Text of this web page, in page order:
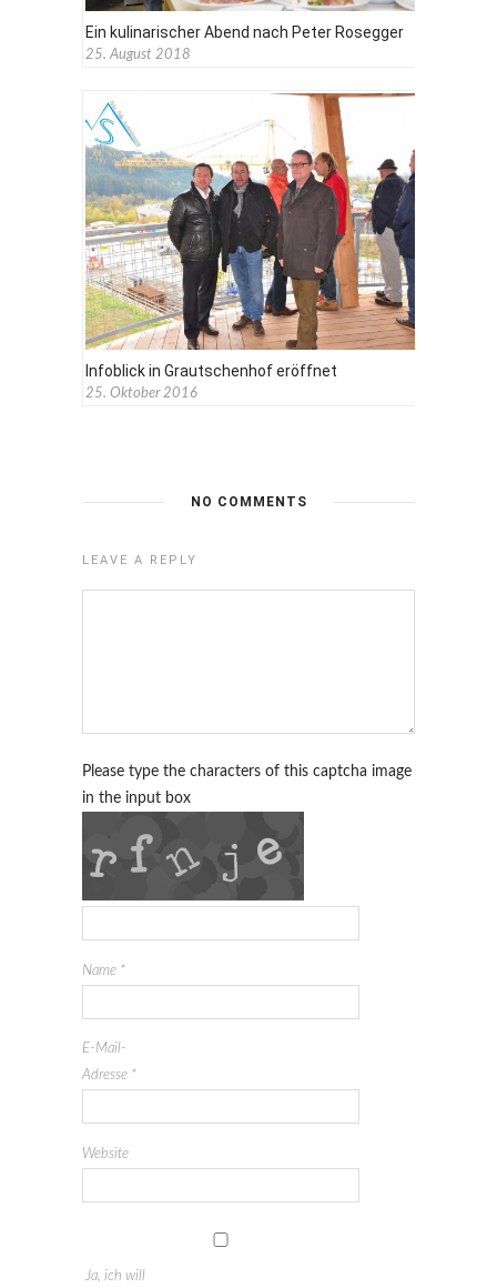
Ein kulinarischer Abend nach Peter Rosegger
25. August 2018
Infoblick in Grautschenhof eröffnet
25. Oktober 2016
NO COMMENTS
LEAVE A REPLY
Please type the characters of this captcha image
in the input box
Name *
E-Mail-
Adresse *
Website
Ja, ich will